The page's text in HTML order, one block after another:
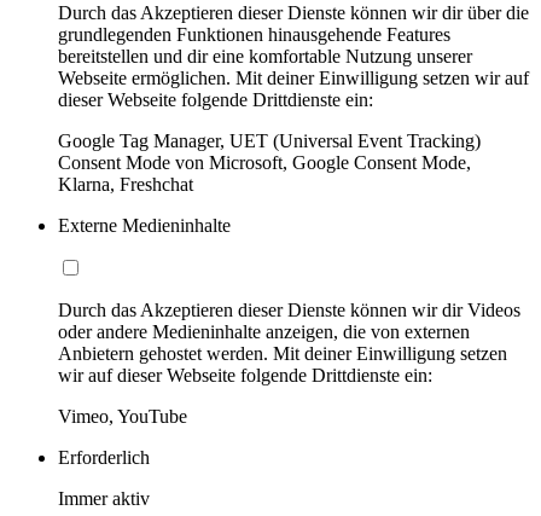
Durch das Akzeptieren dieser Dienste können wir dir über die
grundlegenden Funktionen hinausgehende Features
bereitstellen und dir eine komfortable Nutzung unserer
Webseite ermöglichen. Mit deiner Einwilligung setzen wir auf
dieser Webseite folgende Drittdienste ein:
Google Tag Manager, UET (Universal Event Tracking)
Consent Mode von Microsoft, Google Consent Mode,
Klarna, Freshchat
Externe Medieninhalte
Durch das Akzeptieren dieser Dienste können wir dir Videos
oder andere Medieninhalte anzeigen, die von externen
Anbietern gehostet werden. Mit deiner Einwilligung setzen
wir auf dieser Webseite folgende Drittdienste ein:
Vimeo, YouTube
Erforderlich
Immer aktiv